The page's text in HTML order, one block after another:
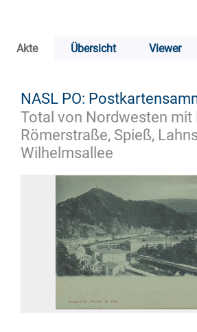
Akte Übersicht Viewer
NASL PO:
Total von Nordwesten mit
Römerstraße, Spieß,
Wilhelmsallee